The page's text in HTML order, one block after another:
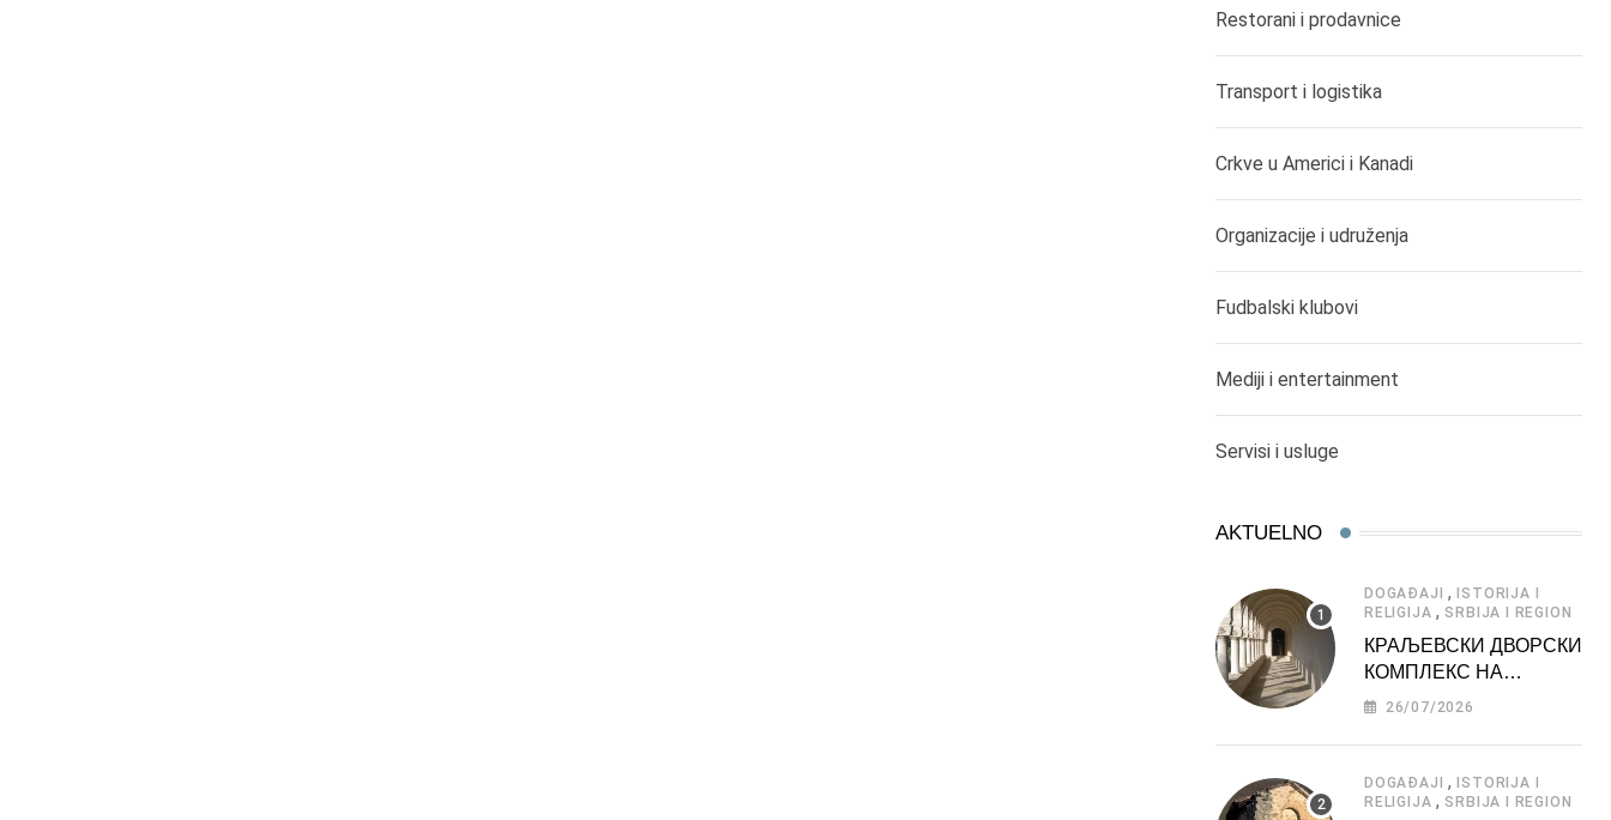
Restorani i prodavnice
Transport i logistika
Crkve u Americi i Kanadi
Organizacije i udruženja
Fudbalski klubovi
Mediji i entertainment
Servisi i usluge
AKTUELNO
DOGAĐAJI , ISTORIJA I
RELIGIJA , SRBIJA I REGION
КРАЉЕВСКИ ДВОРСКИ
КОМПЛЕКС НА
ДЕДИЊУ –
АТРАКЦИЈА
26/07/2026
DOGAĐAJI , ISTORIJA I
RELIGIJA , SRBIJA I REGION